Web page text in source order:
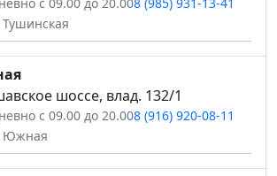
с 09.00 до 20.008 (985) 931-13-41
шоссе, влад. 132/1
с 09.00 до 20.008 (916) 920-08-11
Южная